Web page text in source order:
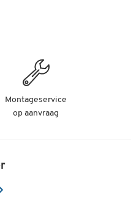
Montageservice
op aanvraag